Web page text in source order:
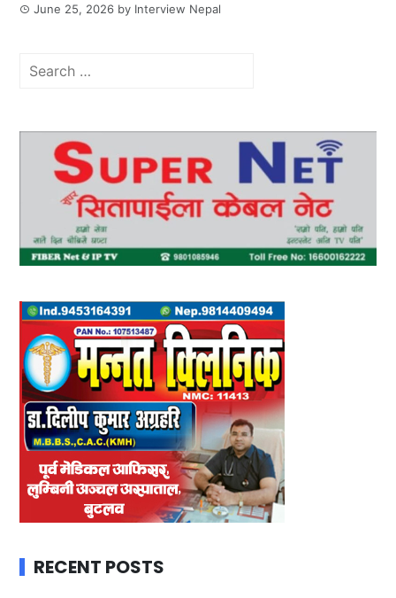
June 25, 2026 by Interview Nepal
Search
RECENT POSTS